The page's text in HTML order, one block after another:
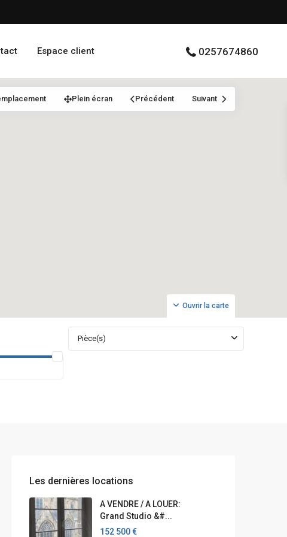
Espace client 0257674860
Ouvrir la carte
Plein écran Précédent Suivant
Pièce(s)
Les dernières locations
A VENDRE / A LOUER:
Grand Studio &#...
152 500 €